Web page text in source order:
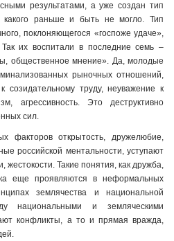
результатами, а уже создан тип
какого раньше и быть не могло. Тип
поклоняющегося «госпоже удаче»,
их воспитали в последние семь –
общественное мнение». Да, молодые
рыночных отношений,
созидательному труду, неуважение к
агрессивность. Это деструктивно
сил.
факторов открытость, дружелюбие,
российской ментальности, уступают
жестокости. Такие понятия, как дружба,
еще проявляются в неформальных
землячества и национальной
национальными и земляческими
конфликты, а то и прямая вражда,